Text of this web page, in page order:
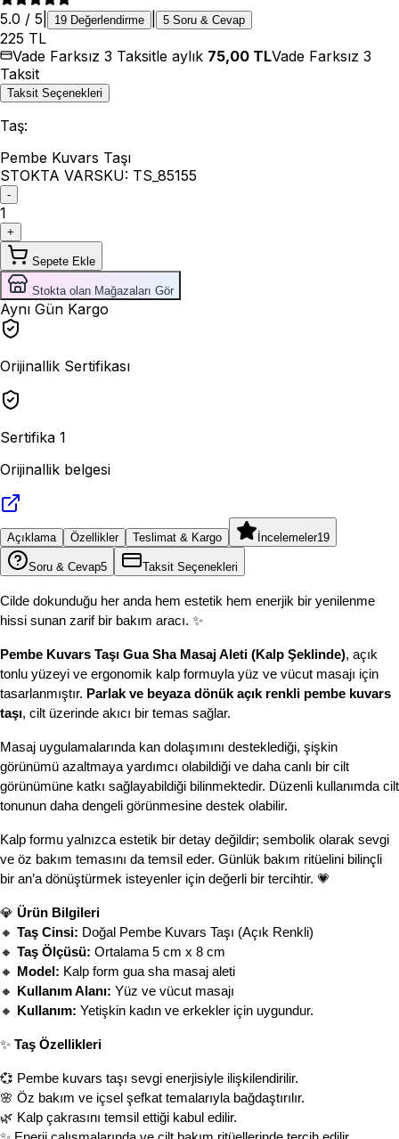
5.0 / 5 19 Değerlendirme 5 Soru & Cevap
225 TL
Vade Farksız 3 Taksitle aylık 75,00 TLVade Farksız 3
Taksit
Taksit Seçenekleri
Taş:
Pembe Kuvars Taşı
STOKTA VARSKU: TS_85155
-
1
+
Sepete Ekle
Stokta olan Mağazaları Gör
Aynı Gün Kargo
Orijinallik Sertifikası
Sertifika 1
Orijinallik belgesi
Açıklama Özellikler Teslimat & Kargo İncelemeler19
Soru & Cevap5 Taksit Seçenekleri
Cilde dokunduğu her anda hem estetik hem enerjik bir yenilenme
hissi sunan zarif bir bakım aracı. ✨
Pembe Kuvars Taşı Gua Sha Masaj Aleti (Kalp Şeklinde), açık
tonlu yüzeyi ve ergonomik kalp formuyla yüz ve vücut masajı için
tasarlanmıştır. Parlak ve beyaza dönük açık renkli pembe kuvars
taşı, cilt üzerinde akıcı bir temas sağlar.
Masaj uygulamalarında kan dolaşımını desteklediği, şişkin
görünümü azaltmaya yardımcı olabildiği ve daha canlı bir cilt
görünümüne katkı sağlayabildiği bilinmektedir. Düzenli kullanımda cilt
tonunun daha dengeli görünmesine destek olabilir.
Kalp formu yalnızca estetik bir detay değildir; sembolik olarak sevgi
ve öz bakım temasını da temsil eder. Günlük bakım ritüelini bilinçli
bir an’a dönüştürmek isteyenler için değerli bir tercihtir. 💗
💎 Ürün Bilgileri
🔸 Taş Cinsi: Doğal Pembe Kuvars Taşı (Açık Renkli)
🔸 Taş Ölçüsü: Ortalama 5 cm x 8 cm
🔸
Model: Kalp form gua sha masaj aleti
🔸
Kullanım Alanı: Yüz ve vücut masajı
🔸
Kullanım: Yetişkin kadın ve erkekler için uygundur.
✨ Taş Özellikleri
💞 Pembe kuvars taşı sevgi enerjisiyle ilişkilendirilir.
🌸 Öz bakım ve içsel şefkat temalarıyla bağdaştırılır.
🌿 Kalp çakrasını temsil ettiği kabul edilir.